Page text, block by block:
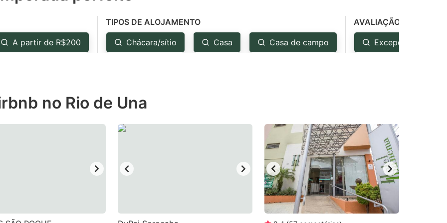
A partir de R$200
TIPOS DE ALOJAMENTO
Chácara/sítio Casa Casa de campo
AVALIAÇÃO
Excepcional: 4.5+
no Rio de Una